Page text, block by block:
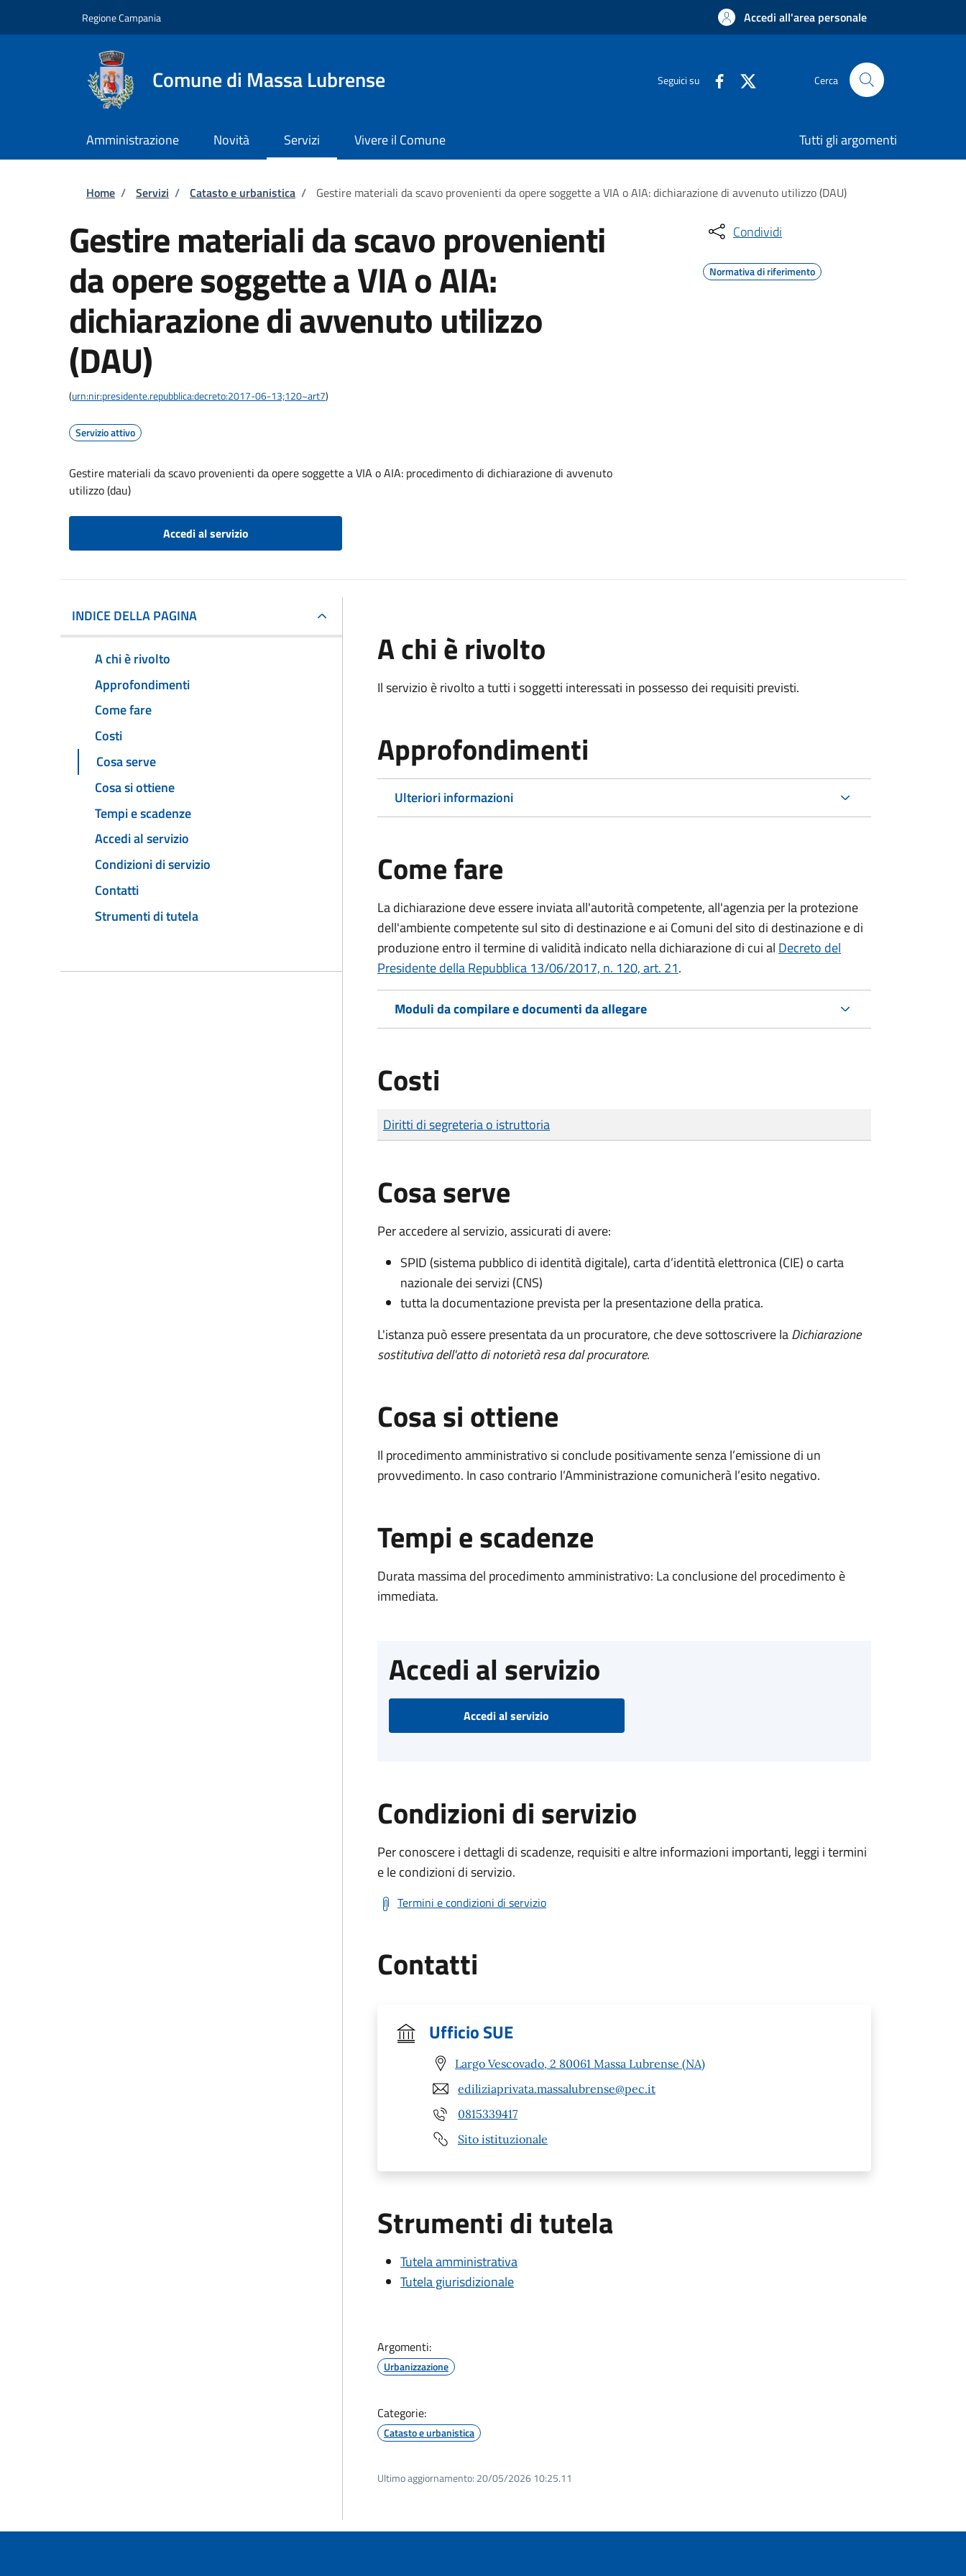
Regione Campania Accedi all'area personale
Comune di Massa Lubrense Seguici su Cerca
Amministrazione Novità Servizi Vivere il Comune Tutti gli argomenti
Briciole di pane
Home / Servizi / Catasto e urbanistica / Gestire materiali da scavo provenienti da opere soggette a VIA o AIA: dichiarazione di avvenuto utilizzo (DAU)
Gestire materiali da scavo provenienti
da opere soggette a VIA o AIA:
dichiarazione di avvenuto utilizzo
(DAU)
(urn:nir:presidente.repubblica:decreto:2017-06-13;120~art7)
Servizio attivo
Gestire materiali da scavo provenienti da opere soggette a VIA o AIA: procedimento di dichiarazione di avvenuto
utilizzo (dau)
Accedi al servizio
Condividi
Normativa di riferimento
INDICE DELLA PAGINA
A chi è rivolto
Approfondimenti
Come fare
Costi
Cosa serve
Cosa si ottiene
Tempi e scadenze
Accedi al servizio
Condizioni di servizio
Contatti
Strumenti di tutela
A chi è rivolto
Il servizio è rivolto a tutti i soggetti interessati in possesso dei requisiti previsti.
Approfondimenti
Ulteriori informazioni
Come fare
La dichiarazione deve essere inviata all'autorità competente, all'agenzia per la protezione
dell'ambiente competente sul sito di destinazione e ai Comuni del sito di destinazione e di
produzione entro il termine di validità indicato nella dichiarazione di cui al Decreto del
Presidente della Repubblica 13/06/2017, n. 120, art. 21.
Moduli da compilare e documenti da allegare
Costi
Tipo di pagamento
Importo
Diritti di segreteria o istruttoria
Cosa serve
Per accedere al servizio, assicurati di avere:
SPID (sistema pubblico di identità digitale), carta d’identità elettronica (CIE) o carta
nazionale dei servizi (CNS)
tutta la documentazione prevista per la presentazione della pratica.
L'istanza può essere presentata da un procuratore, che deve sottoscrivere laDichiarazione
sostitutiva dell'atto di notorietà resa dal procuratore.
Cosa si ottiene
Il procedimento amministrativo si conclude positivamente senza l’emissione di un
provvedimento. In caso contrario l’Amministrazione comunicherà l’esito negativo.
Tempi e scadenze
Durata massima del procedimento amministrativo: La conclusione del procedimento è
immediata.
Accedi al servizio
Accedi al servizio
Condizioni di servizio
Per conoscere i dettagli di scadenze, requisiti e altre informazioni importanti, leggi i termini
e le condizioni di servizio.
Termini e condizioni di servizio
Contatti
Ufficio SUE
Largo Vescovado, 2 80061 Massa Lubrense (NA)
ediliziaprivata.massalubrense@pec.it
0815339417
Sito istituzionale
Strumenti di tutela
Tutela amministrativa
Tutela giurisdizionale
Argomenti:
Urbanizzazione
Categorie:
Catasto e urbanistica
Ultimo aggiornamento: 20/05/2026 10:25.11